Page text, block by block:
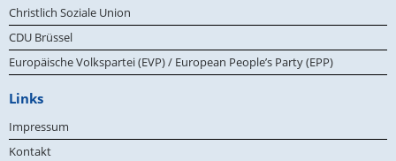
Christlich Soziale Union
CDU Brüssel
Europäische Volkspartei (EVP) / European People’s Party (EPP)
Links
Impressum
Kontakt